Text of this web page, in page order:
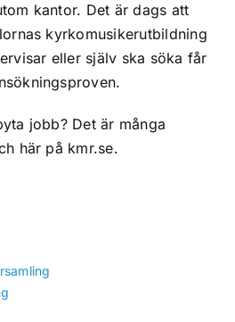
kantor. Det är dags att
kyrkomusikerutbildning
eller själv ska söka får
jobb? Det är många
här på kmr.se.